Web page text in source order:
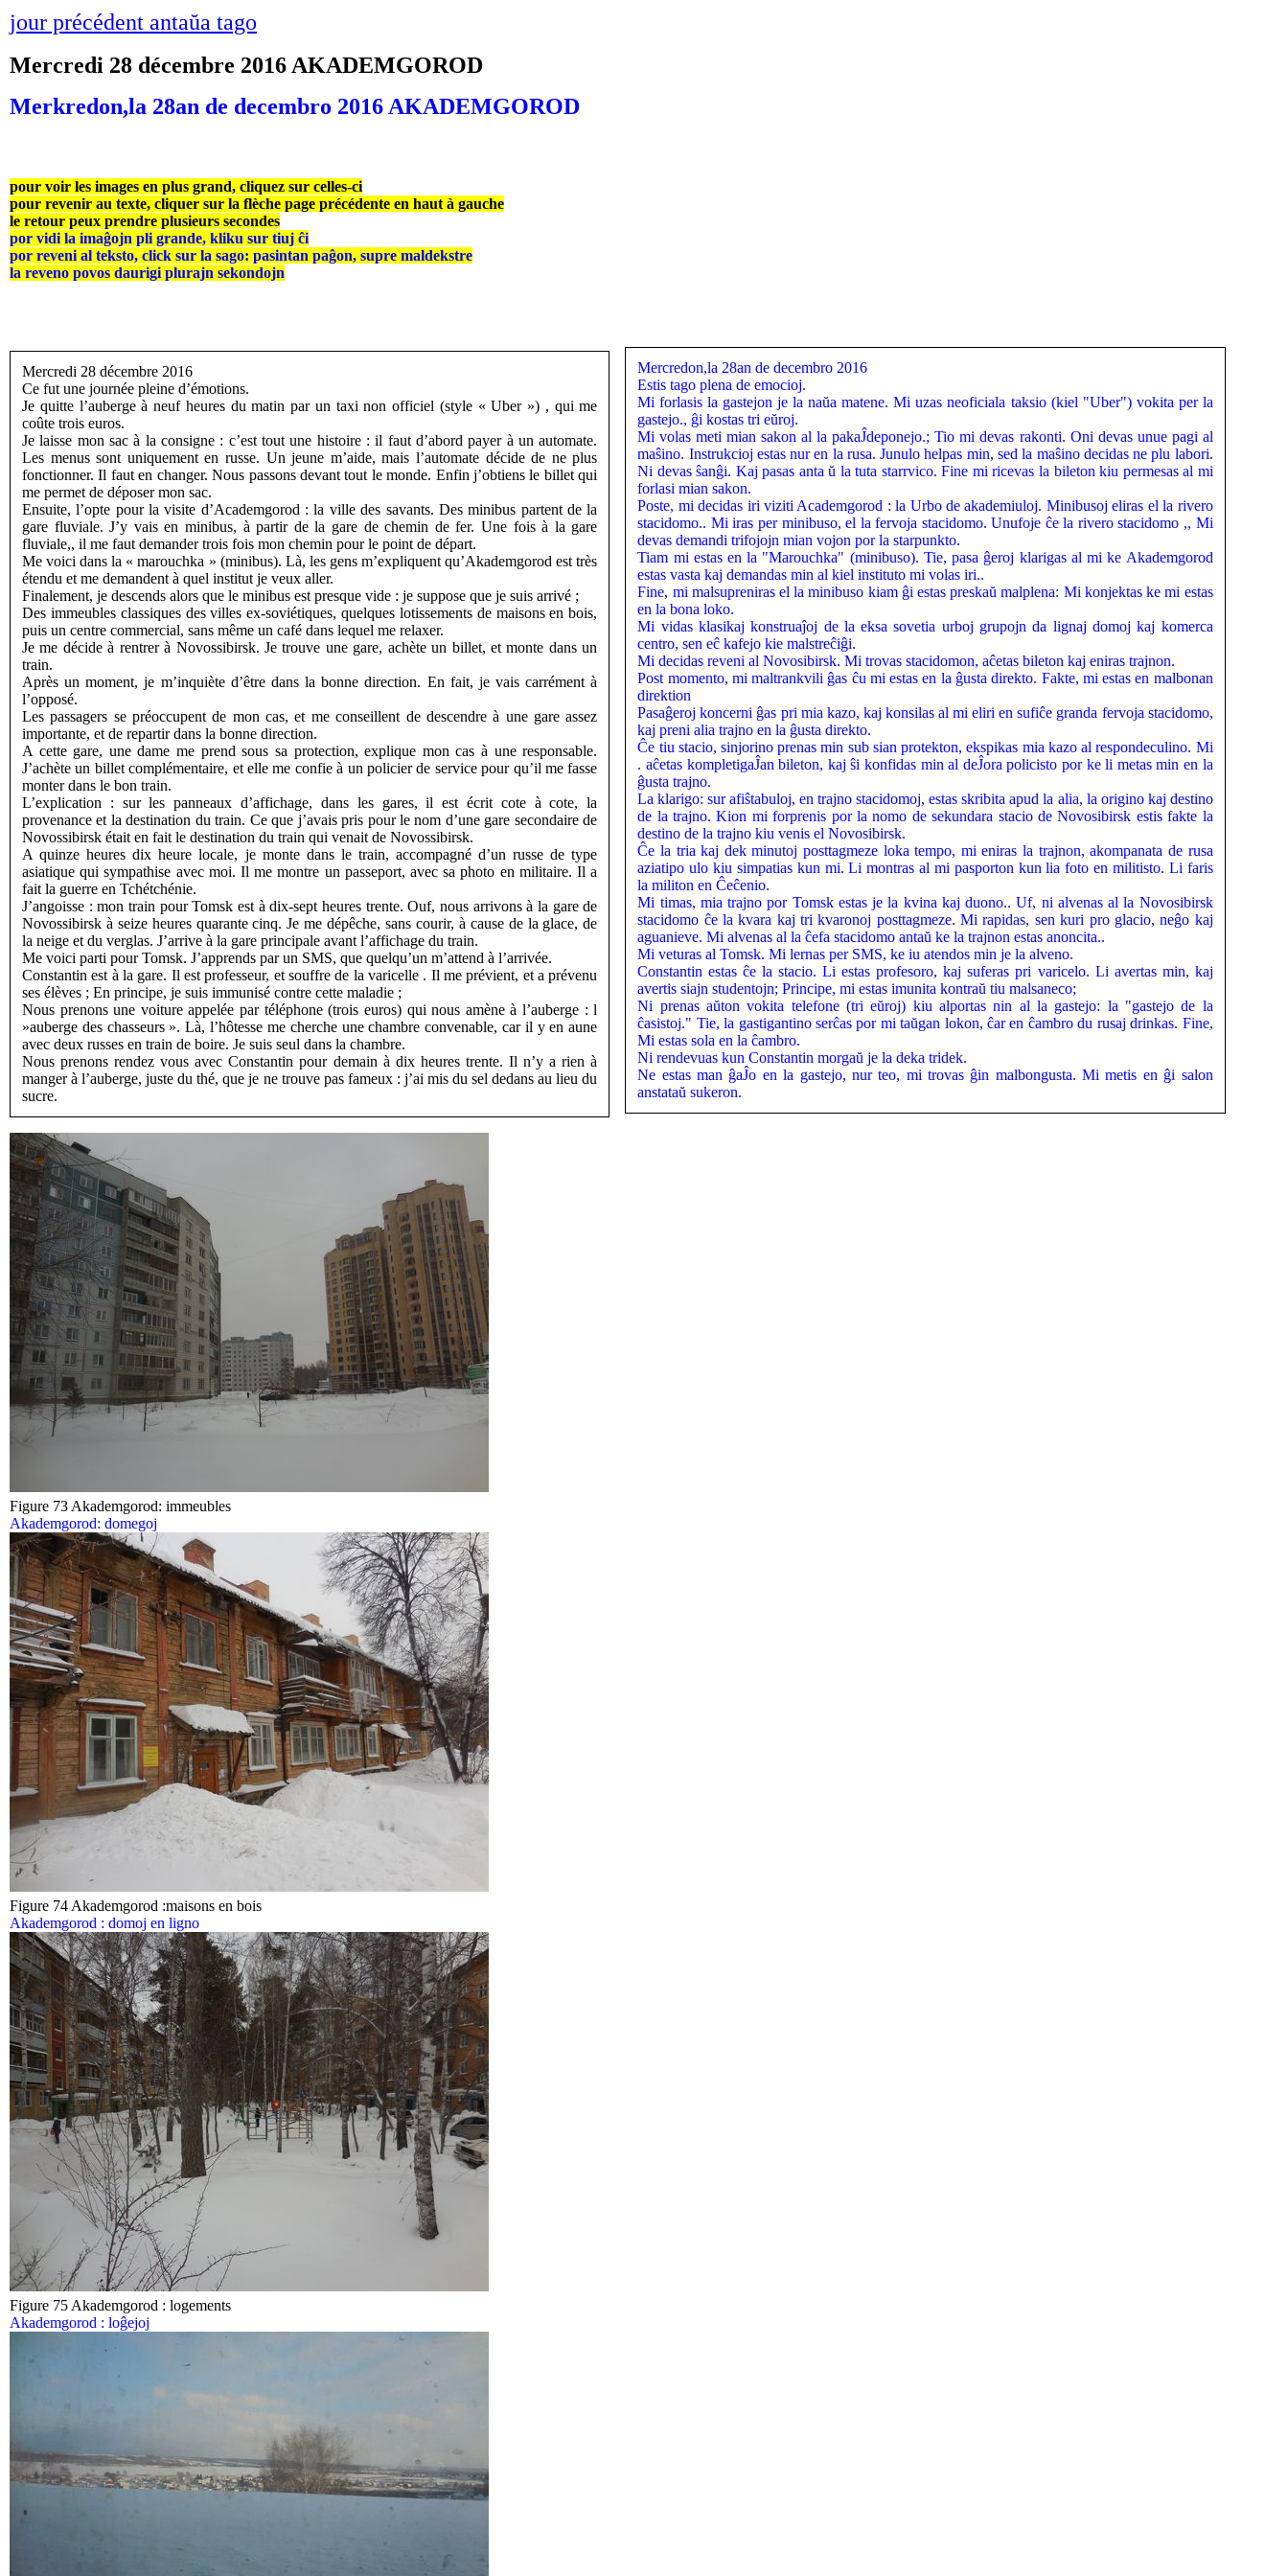
jour précédent antaŭa tago
Mercredi 28 décembre 2016 AKADEMGOROD
Merkredon,la 28an de decembro 2016 AKADEMGOROD
pour voir les images en plus grand, cliquez sur celles-ci
pour revenir au texte, cliquer sur la flèche page précédente en haut à gauche
le retour peux prendre plusieurs secondes
por vidi la imaĝojn pli grande, kliku sur tiuj ĉi
por reveni al teksto, click sur la sago: pasintan paĝon, supre maldekstre
la reveno povos daurigi plurajn sekondojn
Mercredi 28 décembre 2016
Ce fut une journée pleine d’émotions.
Je quitte l’auberge à neuf heures du matin par un taxi non officiel (style « Uber ») , qui me
coûte trois euros.
Je laisse mon sac à la consigne : c’est tout une histoire : il faut d’abord payer à un automate.
Les menus sont uniquement en russe. Un jeune m’aide, mais l’automate décide de ne plus
fonctionner. Il faut en changer. Nous passons devant tout le monde. Enfin j’obtiens le billet qui
me permet de déposer mon sac.
Ensuite, l’opte pour la visite d’Academgorod : la ville des savants. Des minibus partent de la
gare fluviale. J’y vais en minibus, à partir de la gare de chemin de fer. Une fois à la gare
fluviale,, il me faut demander trois fois mon chemin pour le point de départ.
Me voici dans la « marouchka » (minibus). Là, les gens m’expliquent qu’Akademgorod est très
étendu et me demandent à quel institut je veux aller.
Finalement, je descends alors que le minibus est presque vide : je suppose que je suis arrivé ;
Des immeubles classiques des villes ex-soviétiques, quelques lotissements de maisons en bois,
puis un centre commercial, sans même un café dans lequel me relaxer.
Je me décide à rentrer à Novossibirsk. Je trouve une gare, achète un billet, et monte dans un
train.
Après un moment, je m’inquiète d’être dans la bonne direction. En fait, je vais carrément à
l’opposé.
Les passagers se préoccupent de mon cas, et me conseillent de descendre à une gare assez
importante, et de repartir dans la bonne direction.
A cette gare, une dame me prend sous sa protection, explique mon cas à une responsable.
J’achète un billet complémentaire, et elle me confie à un policier de service pour qu’il me fasse
monter dans le bon train.
L’explication : sur les panneaux d’affichage, dans les gares, il est écrit cote à cote, la
provenance et la destination du train. Ce que j’avais pris pour le nom d’une gare secondaire de
Novossibirsk était en fait le destination du train qui venait de Novossibirsk.
A quinze heures dix heure locale, je monte dans le train, accompagné d’un russe de type
asiatique qui sympathise avec moi. Il me montre un passeport, avec sa photo en militaire. Il a
fait la guerre en Tchétchénie.
J’angoisse : mon train pour Tomsk est à dix-sept heures trente. Ouf, nous arrivons à la gare de
Novossibirsk à seize heures quarante cinq. Je me dépêche, sans courir, à cause de la glace, de
la neige et du verglas. J’arrive à la gare principale avant l’affichage du train.
Me voici parti pour Tomsk. J’apprends par un SMS, que quelqu’un m’attend à l’arrivée.
Constantin est à la gare. Il est professeur, et souffre de la varicelle . Il me prévient, et a prévenu
ses élèves ; En principe, je suis immunisé contre cette maladie ;
Nous prenons une voiture appelée par téléphone (trois euros) qui nous amène à l’auberge : l
»auberge des chasseurs ». Là, l’hôtesse me cherche une chambre convenable, car il y en aune
avec deux russes en train de boire. Je suis seul dans la chambre.
Nous prenons rendez vous avec Constantin pour demain à dix heures trente. Il n’y a rien à
manger à l’auberge, juste du thé, que je ne trouve pas fameux : j’ai mis du sel dedans au lieu du
sucre.
Mercredon,la 28an de decembro 2016
Estis tago plena de emocioj.
Mi forlasis la gastejon je la naŭa matene. Mi uzas neoficiala taksio (kiel "Uber") vokita per la
gastejo., ĝi kostas tri eŭroj.
Mi volas meti mian sakon al la pakaĴdeponejo.; Tio mi devas rakonti. Oni devas unue pagi al
maŝino. Instrukcioj estas nur en la rusa. Junulo helpas min, sed la maŝino decidas ne plu labori.
Ni devas ŝanĝi. Kaj pasas anta ŭ la tuta starrvico. Fine mi ricevas la bileton kiu permesas al mi
forlasi mian sakon.
Poste, mi decidas iri viziti Academgorod : la Urbo de akademiuloj. Minibusoj eliras el la rivero
stacidomo.. Mi iras per minibuso, el la fervoja stacidomo. Unufoje ĉe la rivero stacidomo ,, Mi
devas demandi trifojojn mian vojon por la starpunkto.
Tiam mi estas en la "Marouchka" (minibuso). Tie, pasa ĝeroj klarigas al mi ke Akademgorod
estas vasta kaj demandas min al kiel instituto mi volas iri..
Fine, mi malsupreniras el la minibuso kiam ĝi estas preskaŭ malplena: Mi konjektas ke mi estas
en la bona loko.
Mi vidas klasikaj konstruaĵoj de la eksa sovetia urboj grupojn da lignaj domoj kaj komerca
centro, sen eĉ kafejo kie malstreĉiĝi.
Mi decidas reveni al Novosibirsk. Mi trovas stacidomon, aĉetas bileton kaj eniras trajnon.
Post momento, mi maltrankvili ĝas ĉu mi estas en la ĝusta direkto. Fakte, mi estas en malbonan
direktion
Pasaĝeroj koncerni ĝas pri mia kazo, kaj konsilas al mi eliri en sufiĉe granda fervoja stacidomo,
kaj preni alia trajno en la ĝusta direkto.
Ĉe tiu stacio, sinjorino prenas min sub sian protekton, ekspikas mia kazo al respondeculino. Mi
. aĉetas kompletigaĴan bileton, kaj ŝi konfidas min al deĴora policisto por ke li metas min en la
ĝusta trajno.
La klarigo: sur afiŝtabuloj, en trajno stacidomoj, estas skribita apud la alia, la origino kaj destino
de la trajno. Kion mi forprenis por la nomo de sekundara stacio de Novosibirsk estis fakte la
destino de la trajno kiu venis el Novosibirsk.
Ĉe la tria kaj dek minutoj posttagmeze loka tempo, mi eniras la trajnon, akompanata de rusa
aziatipo ulo kiu simpatias kun mi. Li montras al mi pasporton kun lia foto en militisto. Li faris
la militon en Ĉeĉenio.
Mi timas, mia trajno por Tomsk estas je la kvina kaj duono.. Uf, ni alvenas al la Novosibirsk
stacidomo ĉe la kvara kaj tri kvaronoj posttagmeze. Mi rapidas, sen kuri pro glacio, neĝo kaj
aguanieve. Mi alvenas al la ĉefa stacidomo antaŭ ke la trajnon estas anoncita..
Mi veturas al Tomsk. Mi lernas per SMS, ke iu atendos min je la alveno.
Constantin estas ĉe la stacio. Li estas profesoro, kaj suferas pri varicelo. Li avertas min, kaj
avertis siajn studentojn; Principe, mi estas imunita kontraŭ tiu malsaneco;
Ni prenas aŭton vokita telefone (tri eŭroj) kiu alportas nin al la gastejo: la "gastejo de la
ĉasistoj." Tie, la gastigantino serĉas por mi taŭgan lokon, ĉar en ĉambro du rusaj drinkas. Fine,
Mi estas sola en la ĉambro.
Ni rendevuas kun Constantin morgaŭ je la deka tridek.
Ne estas man ĝaĴo en la gastejo, nur teo, mi trovas ĝin malbongusta. Mi metis en ĝi salon
anstataŭ sukeron.
Figure 73 Akademgorod: immeubles
Akademgorod: domegoj
Figure 74 Akademgorod :maisons en bois
Akademgorod : domoj en ligno
Figure 75 Akademgorod : logements
Akademgorod : loĝejoj